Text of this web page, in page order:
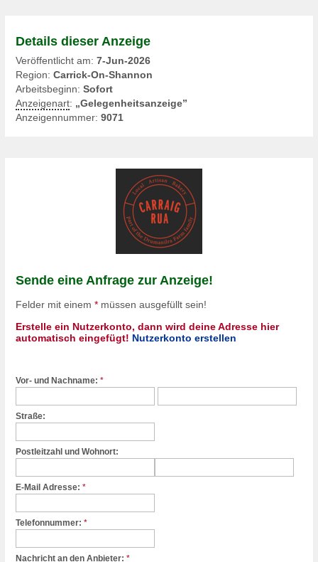
Details dieser Anzeige
Veröffentlicht am: 7-Jun-2026
Region: Carrick-On-Shannon
Arbeitsbeginn: Sofort
Anzeigenart: „Gelegenheitsanzeige”
Anzeigennummer: 9071
Sende eine Anfrage zur Anzeige!
Felder mit einem * müssen ausgefüllt sein!
Erstelle ein Nutzerkonto, dann wird deine Adresse hier
automatisch eingefügt! Nutzerkonto erstellen
Vor- und Nachname: *
Straße:
Postleitzahl und Wohnort:
E-Mail Adresse: *
Telefonnummer: *
Nachricht an den Anbieter: *